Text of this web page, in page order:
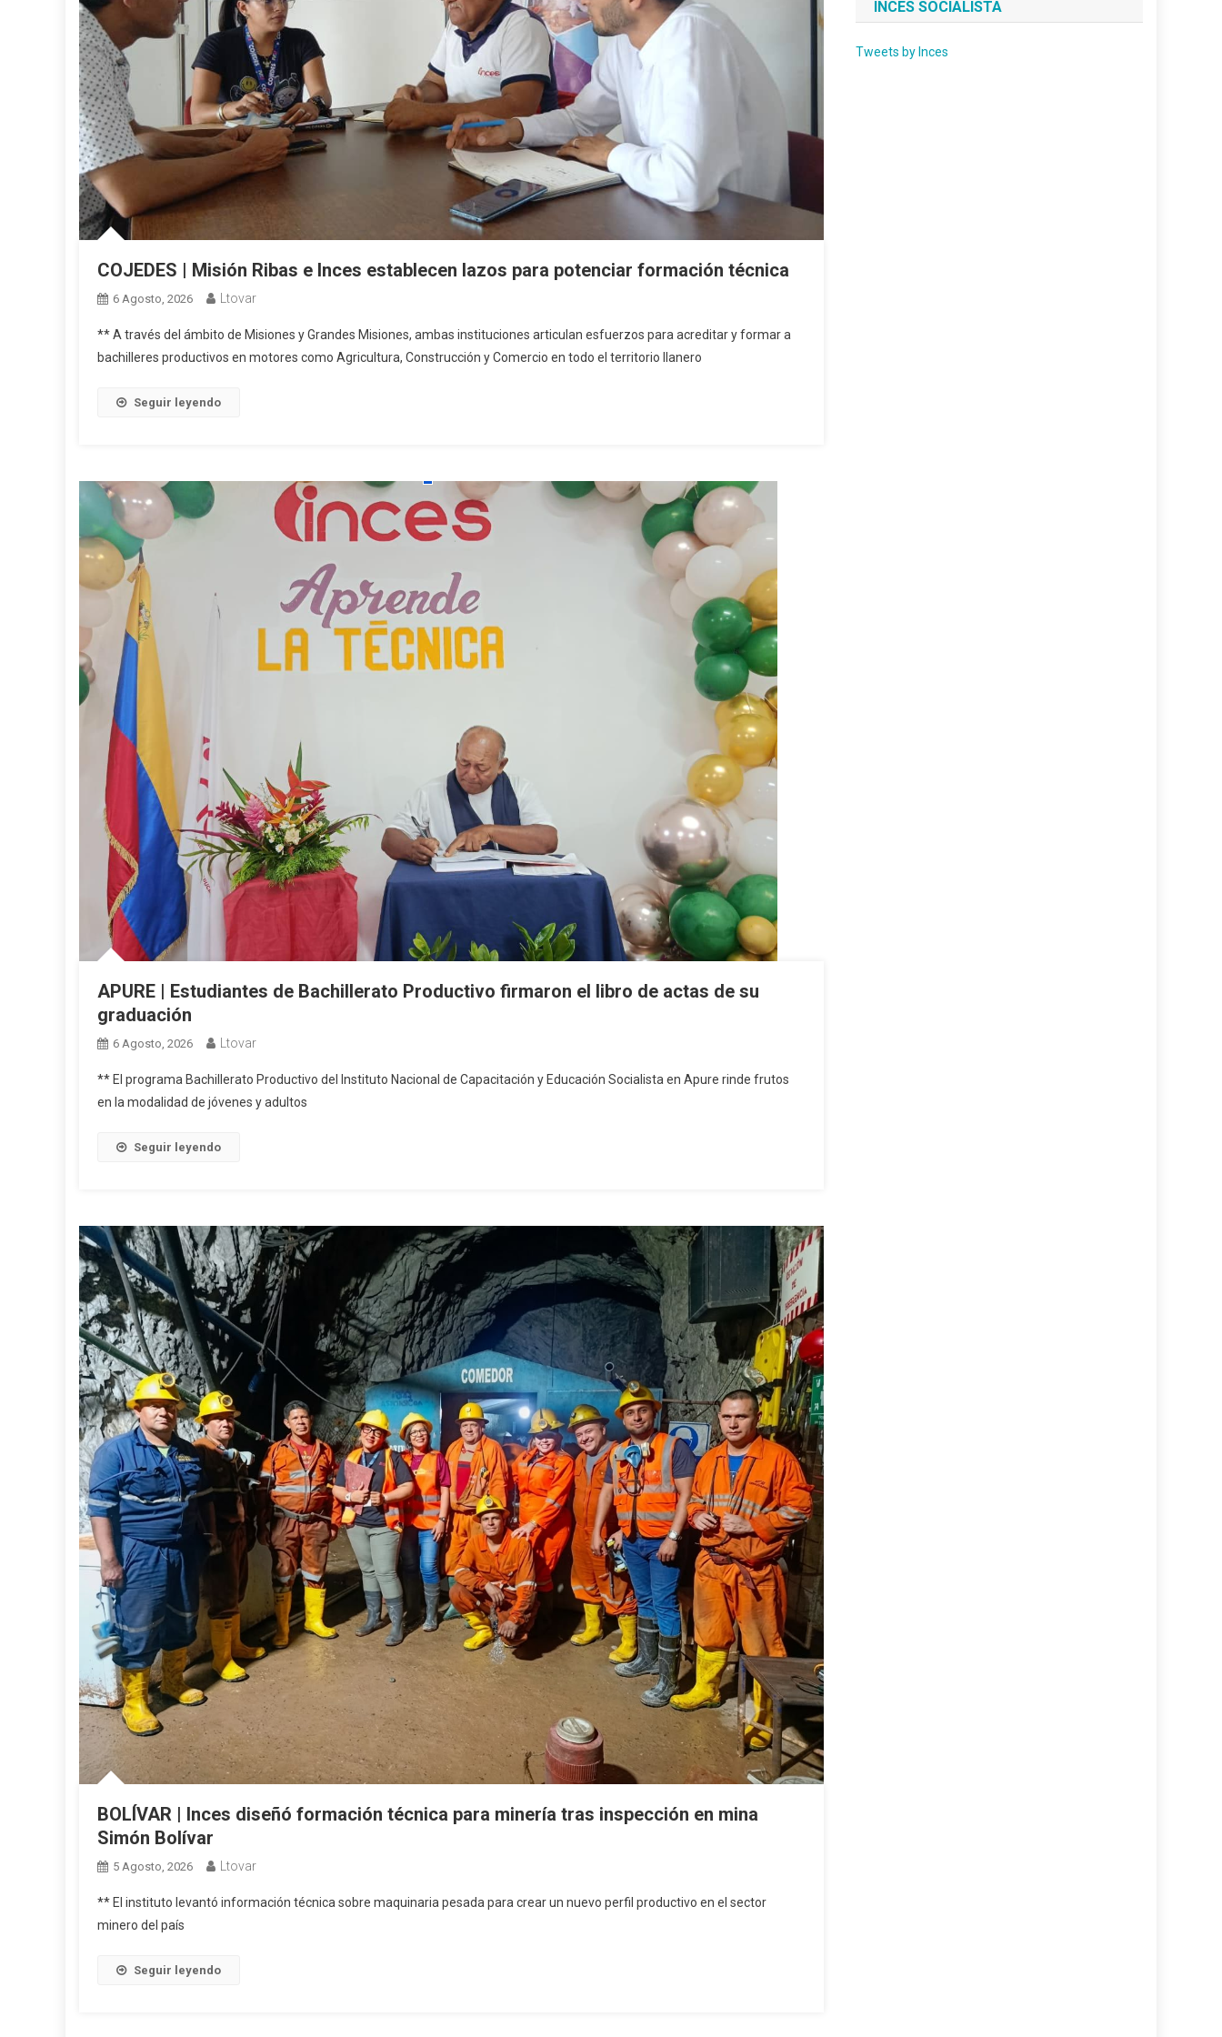
COJEDES | Misión Ribas e Inces establecen lazos para potenciar formación técnica
6 Agosto, 2026 Ltovar
** A través del ámbito de Misiones y Grandes Misiones, ambas instituciones articulan esfuerzos para acreditar y formar a
bachilleres productivos en motores como Agricultura, Construcción y Comercio en todo el territorio llanero
Seguir leyendo
APURE | Estudiantes de Bachillerato Productivo firmaron el libro de actas de su
graduación
6 Agosto, 2026 Ltovar
** El programa Bachillerato Productivo del Instituto Nacional de Capacitación y Educación Socialista en Apure rinde frutos
en la modalidad de jóvenes y adultos
Seguir leyendo
BOLÍVAR | Inces diseñó formación técnica para minería tras inspección en mina
Simón Bolívar
5 Agosto, 2026 Ltovar
** El instituto levantó información técnica sobre maquinaria pesada para crear un nuevo perfil productivo en el sector
minero del país
Seguir leyendo
INCES SOCIALISTA
Tweets by Inces